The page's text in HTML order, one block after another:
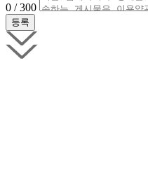
0 / 300